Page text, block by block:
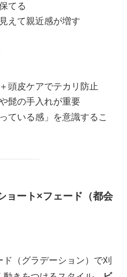
てる
えて親近感が増す
頭皮ケアでテカリ防止
髭の手入れが重要
ている感」を意識するこ
ョート×フェード（都会
（グラデーション）で刈